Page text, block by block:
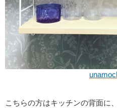
こちらの方はキッチンの背面に